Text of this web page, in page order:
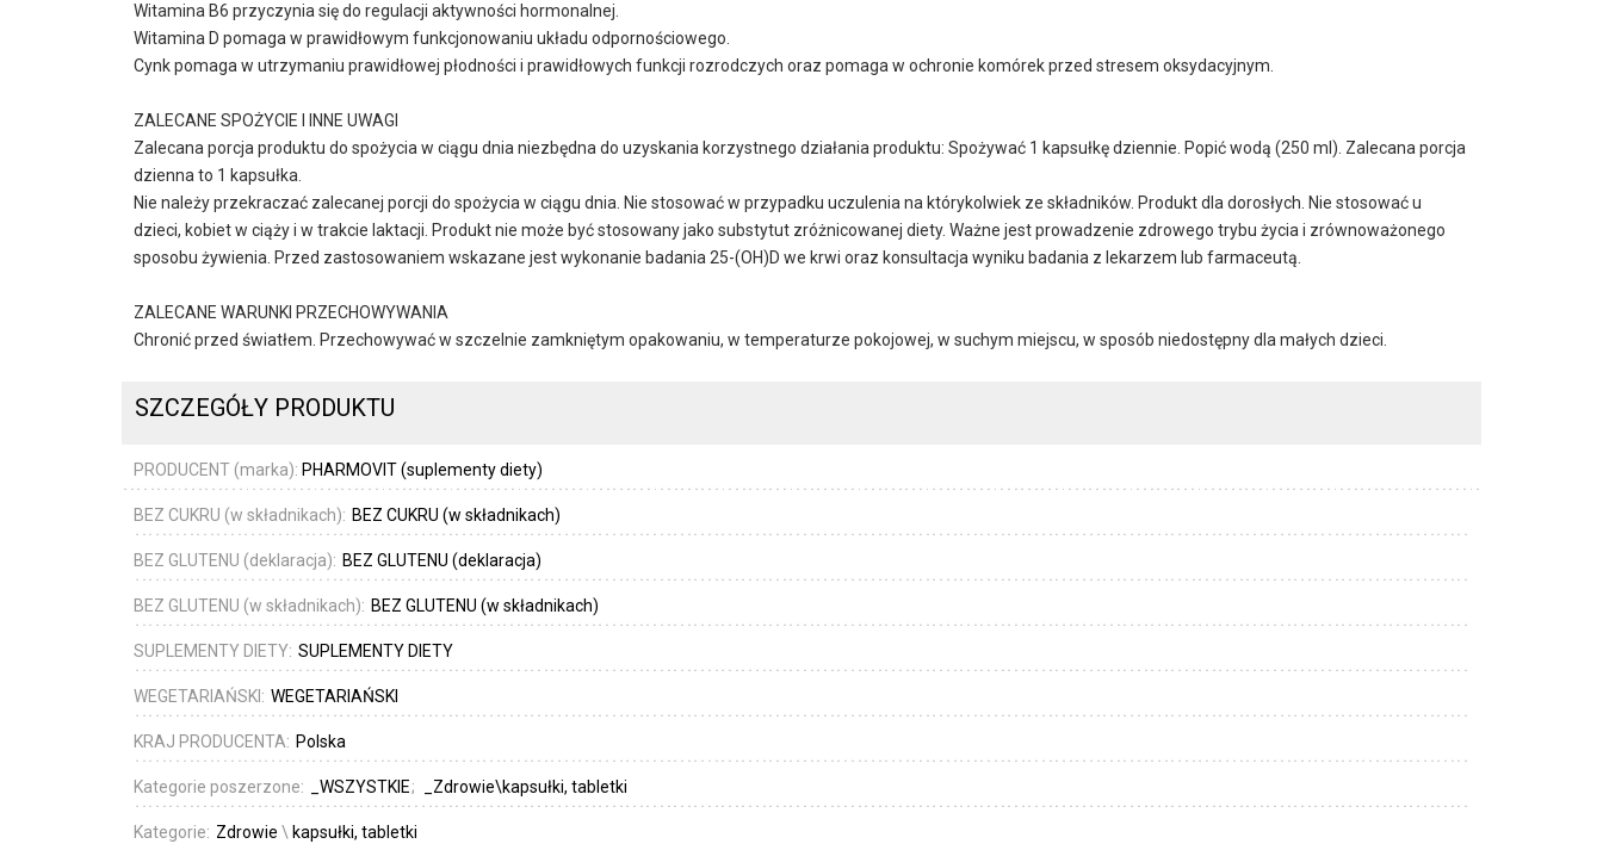
Witamina B6 przyczynia się do regulacji aktywności hormonalnej.
Witamina D pomaga w prawidłowym funkcjonowaniu układu odpornościowego.
Cynk pomaga w utrzymaniu prawidłowej płodności i prawidłowych funkcji rozrodczych oraz pomaga w ochronie komórek przed stresem oksydacyjnym.
ZALECANE SPOŻYCIE I INNE UWAGI
Zalecana porcja produktu do spożycia w ciągu dnia niezbędna do uzyskania korzystnego działania produktu: Spożywać 1 kapsułkę dziennie. Popić wodą (250 ml). Zalecana porcja
dzienna to 1 kapsułka.
Nie należy przekraczać zalecanej porcji do spożycia w ciągu dnia. Nie stosować w przypadku uczulenia na którykolwiek ze składników. Produkt dla dorosłych. Nie stosować u
dzieci, kobiet w ciąży i w trakcie laktacji. Produkt nie może być stosowany jako substytut zróżnicowanej diety. Ważne jest prowadzenie zdrowego trybu życia i zrównoważonego
sposobu żywienia. Przed zastosowaniem wskazane jest wykonanie badania 25-(OH)D we krwi oraz konsultacja wyniku badania z lekarzem lub farmaceutą.
ZALECANE WARUNKI PRZECHOWYWANIA
Chronić przed światłem. Przechowywać w szczelnie zamkniętym opakowaniu, w temperaturze pokojowej, w suchym miejscu, w sposób niedostępny dla małych dzieci.
SZCZEGÓŁY PRODUKTU
PRODUCENT (marka): PHARMOVIT (suplementy diety)
BEZ CUKRU (w składnikach): BEZ CUKRU (w składnikach)
BEZ GLUTENU (deklaracja): BEZ GLUTENU (deklaracja)
BEZ GLUTENU (w składnikach): BEZ GLUTENU (w składnikach)
SUPLEMENTY DIETY: SUPLEMENTY DIETY
WEGETARIAŃSKI: WEGETARIAŃSKI
KRAJ PRODUCENTA: Polska
Kategorie poszerzone: _WSZYSTKIE _Zdrowie\kapsułki, tabletki
Kategorie: Zdrowie \ kapsułki, tabletki